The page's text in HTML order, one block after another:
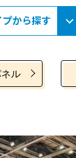
から探す
ル